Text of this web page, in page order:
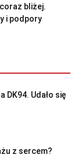
bliżej.
i podpory
DK94. Udało się
z sercem?